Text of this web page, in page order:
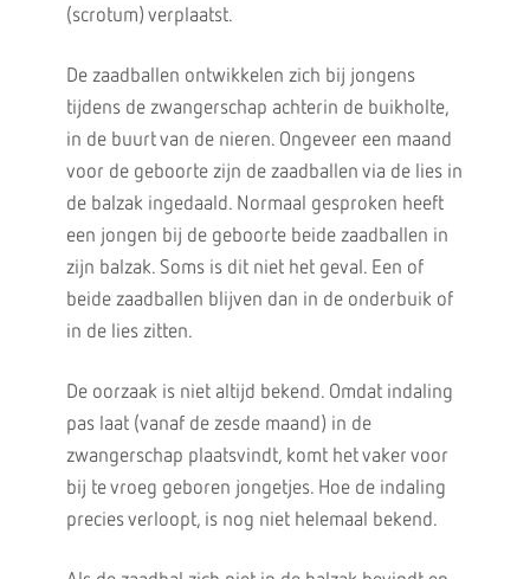
(scrotum) verplaatst.
De zaadballen ontwikkelen zich bij jongens
tijdens de zwangerschap achterin de buikholte,
in de buurt van de nieren. Ongeveer een maand
voor de geboorte zijn de zaadballen via de lies in
de balzak ingedaald. Normaal gesproken heeft
een jongen bij de geboorte beide zaadballen in
zijn balzak. Soms is dit niet het geval. Een of
beide zaadballen blijven dan in de onderbuik of
in de lies zitten.
De oorzaak is niet altijd bekend. Omdat indaling
pas laat (vanaf de zesde maand) in de
zwangerschap plaatsvindt, komt het vaker voor
bij te vroeg geboren jongetjes. Hoe de indaling
precies verloopt, is nog niet helemaal bekend.